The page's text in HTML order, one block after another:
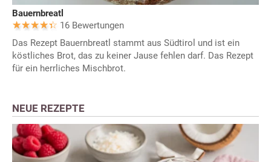
Bauernbreatl
16 Bewertungen
Das Rezept Bauernbreatl stammt aus Südtirol und ist ein
köstliches Brot, das zu keiner Jause fehlen darf. Das Rezept
für ein herrliches Mischbrot.
NEUE REZEPTE